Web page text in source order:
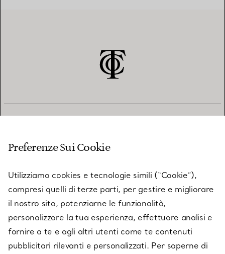
SU TIFFANY & CO.
LEGALE
Preferenze Sui Cookie
Utilizziamo cookies e tecnologie simili (“Cookie”),
compresi quelli di terze parti, per gestire e migliorare
il nostro sito, potenziarne le funzionalità,
personalizzare la tua esperienza, effettuare analisi e
fornire a te e agli altri utenti come te contenuti
pubblicitari rilevanti e personalizzati. Per saperne di